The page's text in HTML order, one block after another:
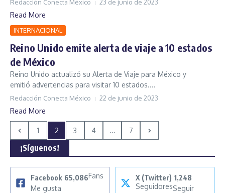
Redacción Conecta México 23 de junio de 2023
Read More
INTERNACIONAL
Reino Unido emite alerta de viaje a 10 estados
de México
Reino Unido actualizó su Alerta de Viaje para México y
emitió advertencias para visitar 10 estados....
Redacción Conecta México 22 de junio de 2023
Read More
1 2 3 4 ... 7
¡Síguenos!
Facebook 65,086Fans
Me gusta
X (Twitter) 1,248
SeguidoresSeguir